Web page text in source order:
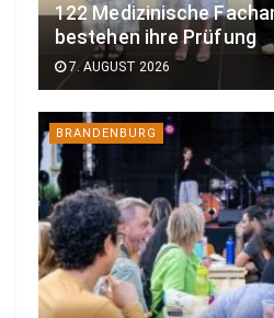
122 Medizinische
bestehen ihre Prüfung
7. AUGUST 2026
BRANDENBURG